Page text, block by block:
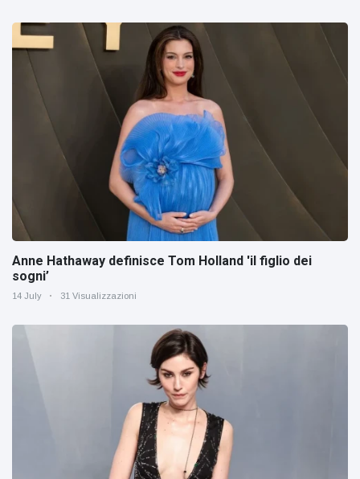
Anne Hathaway definisce Tom Holland 'il figlio dei
sogni’
14 July 31 Visualizzazioni